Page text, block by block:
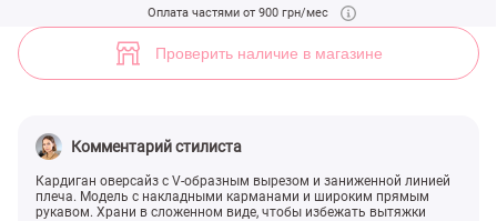
Оплата частями от 900 грн/мес
Проверить наличие в магазине
Комментарий стилиста
Кардиган оверсайз с V-образным вырезом и заниженной линией
плеча. Модель с накладными карманами и широким прямым
рукавом. Храни в сложенном виде, чтобы избежать вытяжки
Серый вязаный кардиган с карманами (арт. 47120) ♡ интернет-